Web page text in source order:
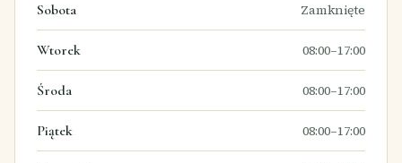
Sobota Zamknięte
Wtorek 08:00–17:00
Środa 08:00–17:00
Piątek 08:00–17:00